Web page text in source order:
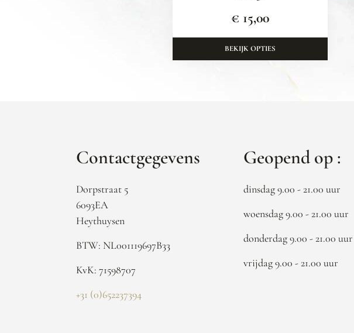
€ 15,00
BEKIJK OPTIES
Contactgegevens
Dorpstraat 5
6093EA
Heythuysen
BTW: NL001119697B33
KvK: 71598707
+31 (0)652237394
Geopend op :
dinsdag 9.00 - 21.00 uur
woensdag 9.00 - 21.00 uur
donderdag 9.00 - 21.00 uur
vrijdag 9.00 - 21.00 uur